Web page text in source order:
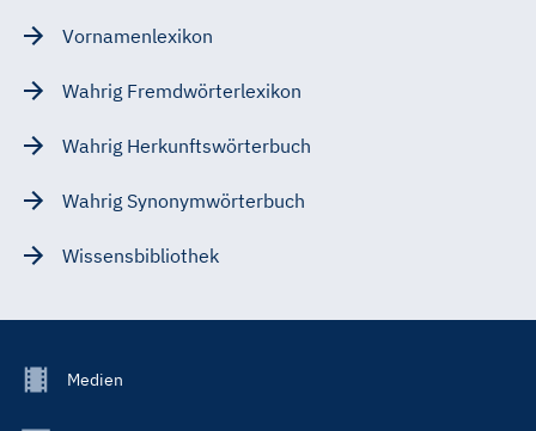
Vornamenlexikon
Wahrig Fremdwörterlexikon
Wahrig Herkunftswörterbuch
Wahrig Synonymwörterbuch
Wissensbibliothek
FooterMedien